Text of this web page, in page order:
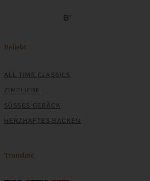
Beliebt
ALL TIME CLASSICS
ZIMTLIEBE
SÜSSES GEBÄCK
HERZHAFTES BACKEN
Translate